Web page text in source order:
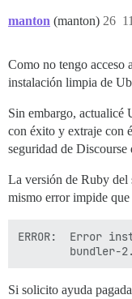
manton (manton) 26
Como no tengo acceso
instalación limpia de
Sin embargo,
con éxito y extraje con
seguridad de
La versión de Ruby del
mismo error impide
ERROR:  Error
Si solicito ayuda